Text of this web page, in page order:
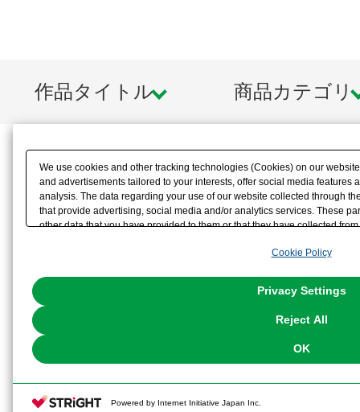
作品タイトル 商品カテゴリ
We use cookies and other tracking technologies (Cookies) on our
and advertisements tailored to your interests, offer social media features
analysis. The data regarding your use of our website collected through
that provide advertising, social media and/or analytics services. These
other data that you have provided to them or that they have collected
the use of all Cookies except for Strictly Necessary Cookies, please
You can change your consent or rejection settings at any time via
Cookie Policy
Privacy Settings
Reject All
OK
Powered by Internet Initiative Japan Inc.